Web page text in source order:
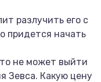
разлучить его с
придется начать
не может выйти
Зевса. Какую цену